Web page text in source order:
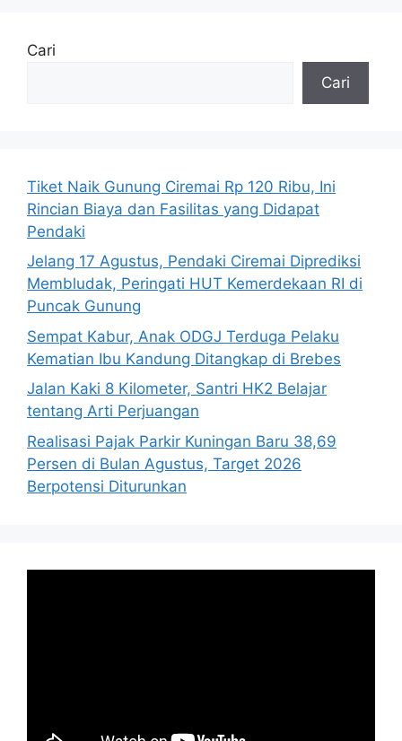
Cari
Cari
Tiket Naik Gunung Ciremai Rp 120 Ribu, Ini
Rincian Biaya dan Fasilitas yang Didapat
Pendaki
Jelang 17 Agustus, Pendaki Ciremai Diprediksi
Membludak, Peringati HUT Kemerdekaan RI di
Puncak Gunung
Sempat Kabur, Anak ODGJ Terduga Pelaku
Kematian Ibu Kandung Ditangkap di Brebes
Jalan Kaki 8 Kilometer, Santri HK2 Belajar
tentang Arti Perjuangan
Realisasi Pajak Parkir Kuningan Baru 38,69
Persen di Bulan Agustus, Target 2026
Berpotensi Diturunkan